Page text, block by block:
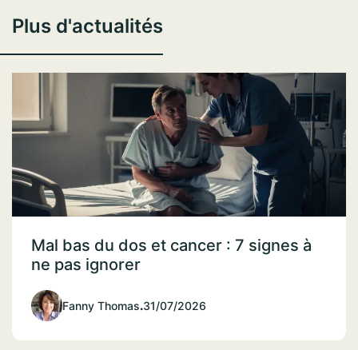
Plus d'actualités
Mal bas du dos et cancer : 7 signes à
ne pas ignorer
Fanny Thomas.31/07/2026